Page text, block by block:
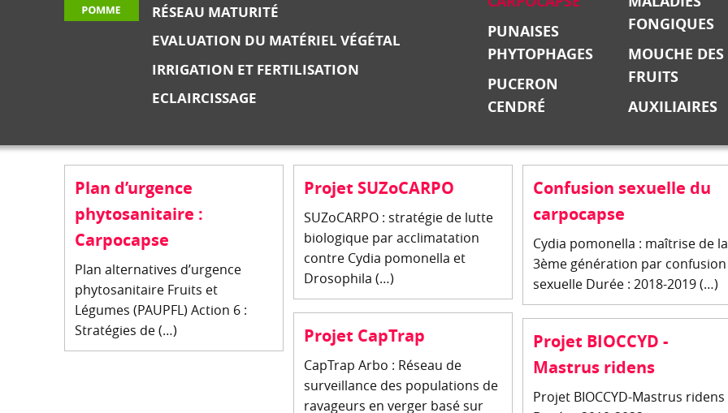
RÉSEAU MATURITÉ
EVALUATION DU MATÉRIEL VÉGÉTAL
IRRIGATION ET FERTILISATION
ECLAIRCISSAGE
PUNAISES
PHYTOPHAGES
PUCERON
CENDRÉ
FONGIQUES
MOUCHE DES
FRUITS
AUXILIAIRES
Plan d’urgence
phytosanitaire :
Carpocapse
Plan alternatives d’urgence
phytosanitaire Fruits et
Légumes (PAUPFL) Action 6 :
Stratégies de (…)
Projet SUZoCARPO
SUZoCARPO : stratégie de lutte
biologique par acclimatation
contre Cydia pomonella et
Drosophila (…)
Confusion sexuelle du
carpocapse
Cydia pomonella : maîtrise de la
3ème génération par confusion
sexuelle Durée : 2018-2019 (…)
Projet CapTrap
CapTrap Arbo : Réseau de
surveillance des populations de
ravageurs en verger basé sur
Projet BIOCCYD -
Mastrus ridens
Projet BIOCCYD-Mastrus ridens